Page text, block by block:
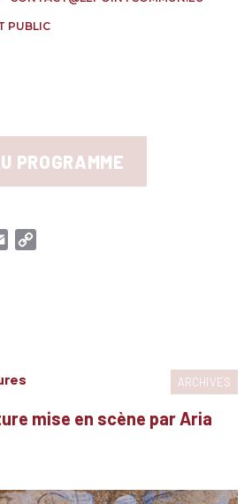
RENCONTRES & LECTURES
PUBLIC
PROGRAMME
Email
ARCHIVES
mise en scène par Aria